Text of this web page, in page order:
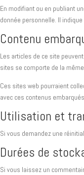
En modifiant ou en publiant
donnée personnelle. Il
Contenu
Les articles de ce site
sites se comporte de la
Ces sites web pourraient
avec ces contenus
Utilisation et
Si vous demandez une
Durées de
Si vous laissez un